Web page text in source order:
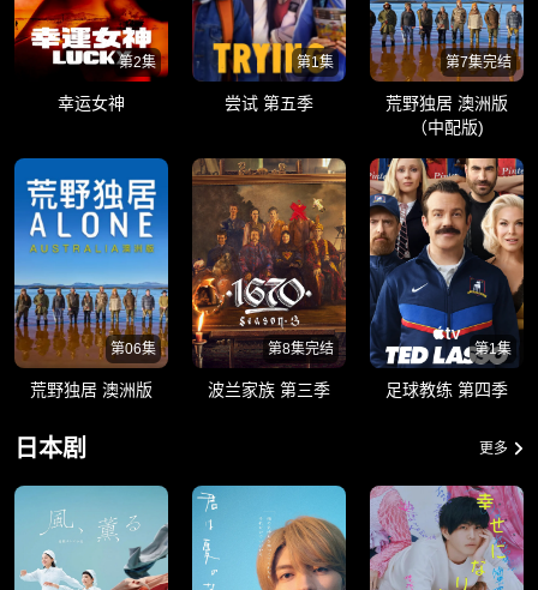
第2集
幸运女神
第1集
尝试 第五季
第7集完结
荒野独居 澳洲版
（中配版)
第06集
荒野独居 澳洲版
第8集完结
波兰家族 第三季
第1集
足球教练 第四季
日本剧 更多